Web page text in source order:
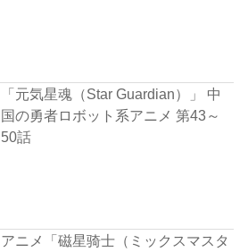
「元気星魂（Star Guardian）」 中
国の勇者ロボット系アニメ 第43～
50話
アニメ「磁星骑士（ミックスマスタ